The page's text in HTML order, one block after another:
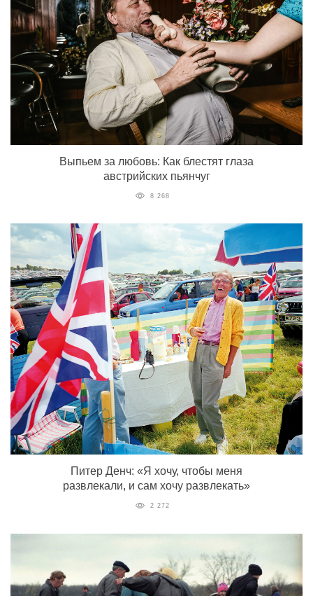
Выпьем за любовь: Как блестят глаза
австрийских пьянчуг
8 268
Питер Денч: «Я хочу, чтобы меня
развлекали, и сам хочу развлекать»
2 272